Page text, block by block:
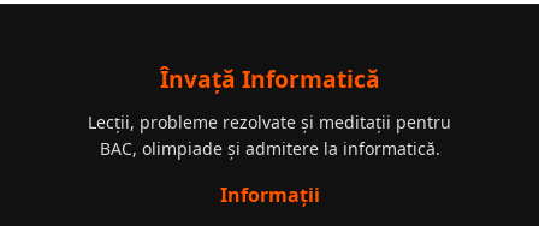
Învață Informatică
Lecții, probleme rezolvate și meditații pentru
BAC, olimpiade și admitere la informatică.
Informații